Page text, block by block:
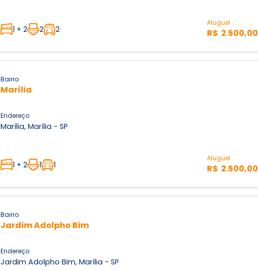
1 + 2 2 2
Aluguel
R$ 2.500,00
Bairro
Marília
Endereço
Marília, Marília - SP
1 + 2 1 1
Aluguel
R$ 2.500,00
Bairro
Jardim Adolpho Bim
Endereço
Jardim Adolpho Bim, Marília - SP